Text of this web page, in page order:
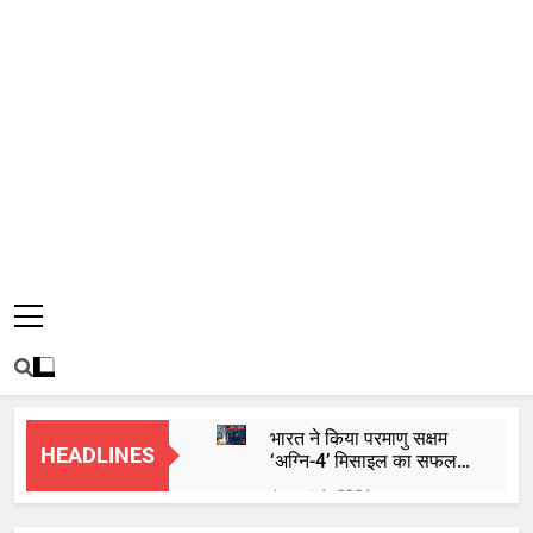
HEADLINES
भारत ने किया परमाणु सक्षम
‘अग्नि-4’ मिसाइल का सफल
परीक्षण, 4000 किमी है मारक
क्षमता
August 6, 2026